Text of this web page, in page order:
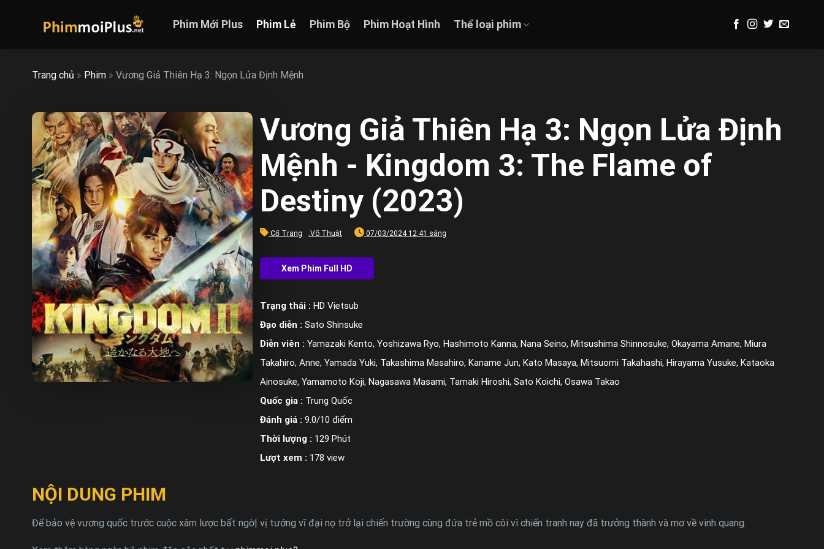
Phim Mới Plus Phim Lẻ Phim Bộ Phim Hoạt Hình Thể loại phim
Trang chủ » Phim » Vương Giả Thiên Hạ 3: Ngọn Lửa Định Mệnh
Vương Giả Thiên Hạ 3: Ngọn Lửa Định
Mệnh - Kingdom 3: The Flame of
Destiny (2023)
Cổ Trang Võ Thuật 07/03/2024 12:41 sáng
Trạng thái : HD Vietsub
Đạo diễn : Sato Shinsuke
Diễn viên : Yamazaki Kento, Yoshizawa Ryo, Hashimoto Kanna, Nana Seino, Mitsushima Shinnosuke, Okayama Amane, Miura
Takahiro, Anne, Yamada Yuki, Takashima Masahiro, Kaname Jun, Kato Masaya, Mitsuomi Takahashi, Hirayama Yusuke, Kataoka
Ainosuke, Yamamoto Koji, Nagasawa Masami, Tamaki Hiroshi, Sato Koichi, Osawa Takao
Quốc gia : Trung Quốc
Đánh giá : 9.0/10 điểm
Thời lượng : 129 Phút
Lượt xem : 178 view
NỘI DUNG PHIM
Để bảo vệ vương quốc trước cuộc xâm lược bất ngờ| vị tướng vĩ đại nọ trở lại chiến trường cùng đứa trẻ mồ côi vì chiến tranh nay đã trưởng thành và mơ về vinh quang.